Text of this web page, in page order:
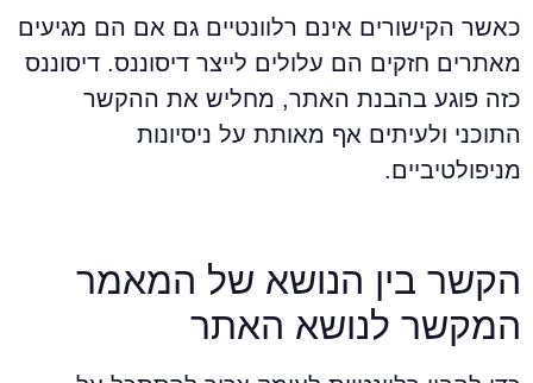
כאשר הקישורים אינם רלוונטיים גם אם הם מגיעים
מאתרים חזקים הם עלולים לייצר דיסוננס. דיסוננס
כזה פוגע בהבנת האתר, מחליש את ההקשר
התוכני ולעיתים אף מאותת על ניסיונות
מניפולטיביים.
הקשר בין הנושא של המאמר
המקשר לנושא האתר